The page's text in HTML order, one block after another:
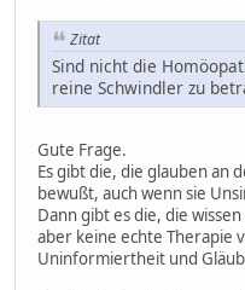
Zitat
Sind nicht die
reine Schwindler zu
Gute Frage.
Es gibt die, die glauben an
bewußt, auch wenn sie
Dann gibt es die, die
aber keine echte Therapie
Uninformiertheit und